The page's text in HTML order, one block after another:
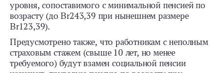
уровня, сопоставимого с минимальной пенсией по
возрасту (до Br243,39 при нынешнем размере
Br123,39).
Предусмотрено также, что работникам с неполным
страховым стажем (свыше 10 лет, но менее
требуемого) будут взамен социальной пенсии